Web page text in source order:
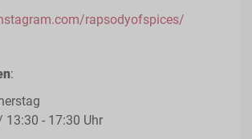
rapsodyofspices/
:
13:30 - 17:30 Uhr